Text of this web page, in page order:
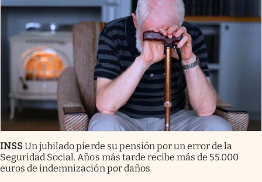
INSSUn jubilado pierde su pensión por un error de la
Seguridad Social. Años más tarde recibe más de 55.000
euros de indemnización por daños